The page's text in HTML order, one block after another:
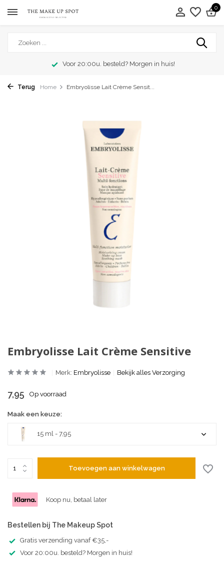
0
Voor 20:00u. besteld? Morgen in huis!
Terug Home Embryolisse Lait Crème Sensit...
Embryolisse Lait Crème Sensitive
Merk: Embryolisse Bekijk alles Verzorging
7,95 Op voorraad
Maak een keuze:
15 ml - 7,95
Toevoegen aan winkelwagen
Koop nu, betaal later
Bestellen bij The Makeup Spot
Gratis verzending vanaf €35,-
Voor 20:00u. besteld? Morgen in huis!